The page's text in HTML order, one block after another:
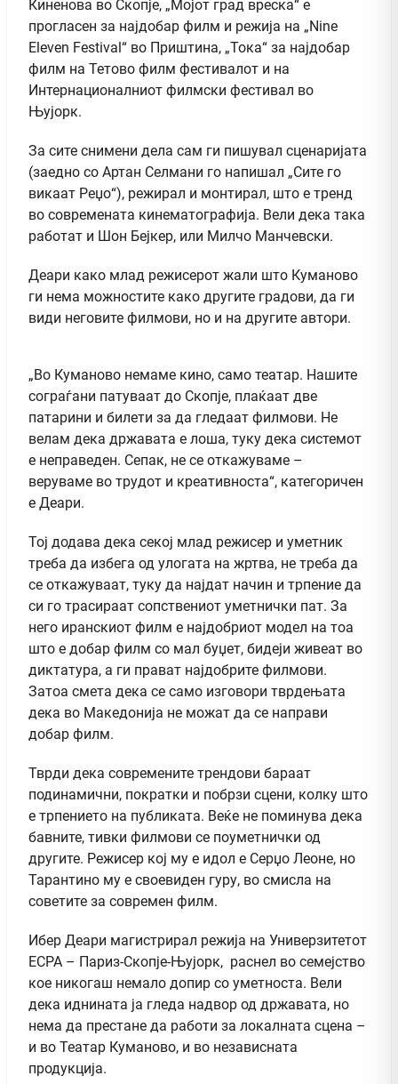
Киненова во Скопје, „Мојот град вреска“ е
прогласен за најдобар филм и режија на „Nine
Eleven Festival“ во Приштина, „Тока“ за најдобар
филм на Тетово филм фестивалот и на
Интернационалниот филмски фестивал во
Њујорк.
За сите снимени дела сам ги пишувал сценаријата
(заедно со Артан Селмани го напишал „Сите го
викаат Реџо“), режирал и монтирал, што е тренд
во современата кинематографија. Вели дека така
работат и Шон Бејкер, или Милчо Манчевски.
Деари како млад режисерот жали што Куманово
ги нема можностите како другите градови, да ги
види неговите филмови, но и на другите автори.
„Во Куманово немаме кино, само театар. Нашите
сограѓани патуваат до Скопје, плаќаат две
патарини и билети за да гледаат филмови. Не
велам дека државата е лоша, туку дека системот
е неправеден. Сепак, не се откажуваме –
веруваме во трудот и креативноста“, категоричен
е Деари.
Тој додава дека секој млад режисер и уметник
треба да избега од улогата на жртва, не треба да
се откажуваат, туку да најдат начин и трпение да
си го трасираат сопствениот уметнички пат. За
него иранскиот филм е најдобриот модел на тоа
што е добар филм со мал буџет, бидеји живеат во
диктатура, а ги прават најдобрите филмови.
Затоа смета дека се само изговори тврдењата
дека во Македонија не можат да се направи
добар филм.
Тврди дека современите трендови бараат
подинамични, пократки и побрзи сцени, колку што
е трпението на публиката. Веќе не поминува дека
бавните, тивки филмови се поуметнички од
другите. Режисер кој му е идол е Серџо Леоне, но
Тарантино му е своевиден гуру, во смисла на
советите за современ филм.
Ибер Деари магистрирал режија на Универзитетот
ЕСРА – Париз-Скопје-Њујорк, раснел во семејство
кое никогаш немало допир со уметноста. Вели
дека иднината ја гледа надвор од државата, но
нема да престане да работи за локалната сцена –
и во Театар Куманово, и во независната
продукција.